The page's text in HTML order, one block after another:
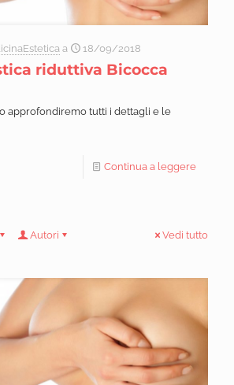
a 18/09/2018
riduttiva Bicocca
approfondiremo tutti i dettagli e le
Continua a leggere
Autori Vedi tutto